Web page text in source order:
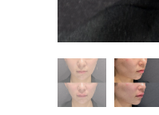
眼窩縁（目の下）